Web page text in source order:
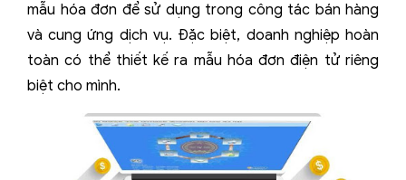
mẫu hóa đơn để sử dụng trong công tác bán hàng
và cung ứng dịch vụ. Đặc biệt, doanh nghiệp hoàn
toàn có thể thiết kế ra mẫu hóa đơn điện tử riêng
biệt cho mình.